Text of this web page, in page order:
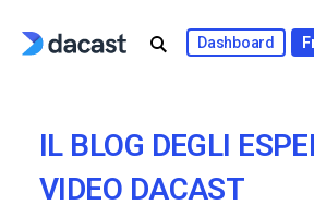
Dashboard
IL BLOG DEGLI
VIDEO DACAST